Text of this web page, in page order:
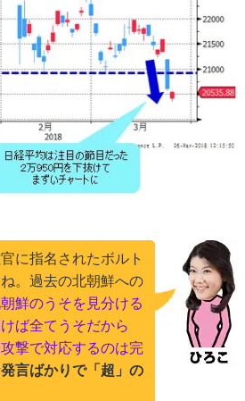
に指名されたボルト
。過去の北朝鮮への
朝鮮のうそを見分ける
ば全てうそだから
攻撃で対応するのは完
言ばかりで「超」の